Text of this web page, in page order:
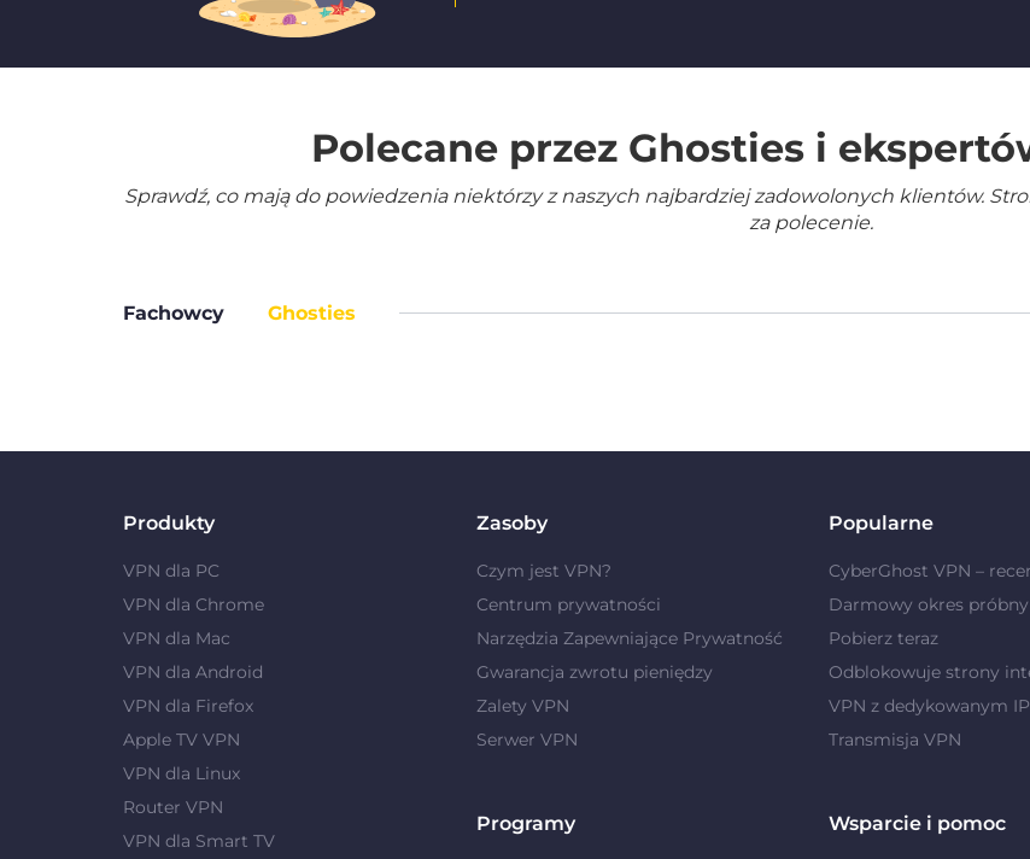
Polecane przez Ghosties i
Sprawdź, co mają do powiedzenia niektórzy z naszych najbardziej zadowolonych klientów.
za polecenie.
Fachowcy Ghosties
Produkty
VPN dla PC
VPN dla Chrome
VPN dla Mac
VPN dla Android
VPN dla Firefox
Apple TV VPN
VPN dla Linux
Router VPN
VPN dla Smart TV
Zasoby
Czym jest VPN?
Centrum prywatności
Narzędzia Zapewniające Prywatność
Gwarancja zwrotu pieniędzy
Zalety VPN
Serwer VPN
Popularne
CyberGhost VPN –
Darmowy okres próbny
Pobierz teraz
Odblokowuje strony
VPN z dedykowanym IP
Transmisja VPN
Programy Wsparcie i pomoc